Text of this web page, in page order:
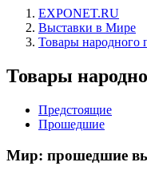
EXPONET.RU
Выставки в Мире
Товары народного
Товары
Предстоящие
Прошедшие
Мир: прошедшие